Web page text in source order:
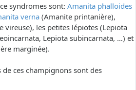
syndromes sont: Amanita phalloides
verna (Amanite printanière),
vireuse), les petites lépiotes (Lepiota
Lepiota subincarnata, …) et
marginée).
de ces champignons sont des